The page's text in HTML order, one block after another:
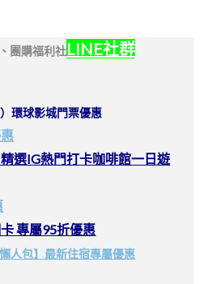
、 團購福利社LINE社群
環球影城門票優惠
選IG熱門打卡咖啡館一日遊
專屬95折優惠
人包】最新住宿專屬優惠